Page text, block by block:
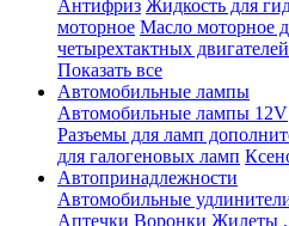
Антифриз Жидкость для
моторное Масло моторное
четырехтактных двигателей
Показать все
Автомобильные лампы
Автомобильные лампы 12V
Разъемы для ламп
для галогеновых ламп
Автопринадлежности
Автомобильные
Аптечки Воронки Жилеты